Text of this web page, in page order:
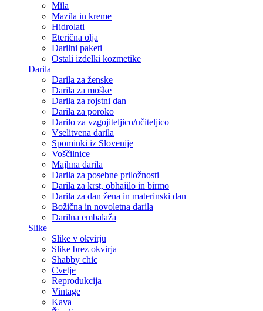
Mila
Mazila in kreme
Hidrolati
Eterična olja
Darilni paketi
Ostali izdelki kozmetike
Darila
Darila za ženske
Darila za moške
Darila za rojstni dan
Darila za poroko
Darilo za vzgojiteljico/učiteljico
Vselitvena darila
Spominki iz Slovenije
Voščilnice
Majhna darila
Darila za posebne priložnosti
Darila za krst, obhajilo in birmo
Darila za dan žena in materinski dan
Božična in novoletna darila
Darilna embalaža
Slike
Slike v okvirju
Slike brez okvirja
Shabby chic
Cvetje
Reprodukcija
Vintage
Kava